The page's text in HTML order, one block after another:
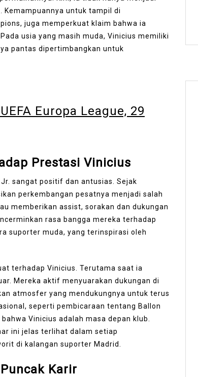
untuk tampil di
juga memperkuat klaim bahwa ia
usia yang masih muda, Vinicius memiliki
pantas dipertimbangkan untuk
Europa League, 29
Prestasi Vinicius
sangat positif dan antusias. Sejak
perkembangan pesatnya menjadi salah
memberikan assist, sorakan dan dukungan
rasa bangga mereka terhadap
suporter muda, yang terinspirasi oleh
terhadap Vinicius. Terutama saat ia
Mereka aktif menyuarakan dukungan di
atmosfer yang mendukungnya untuk terus
seperti pembicaraan tentang Ballon
Vinicius adalah masa depan klub.
ini jelas terlihat dalam setiap
di kalangan suporter Madrid.
Karir